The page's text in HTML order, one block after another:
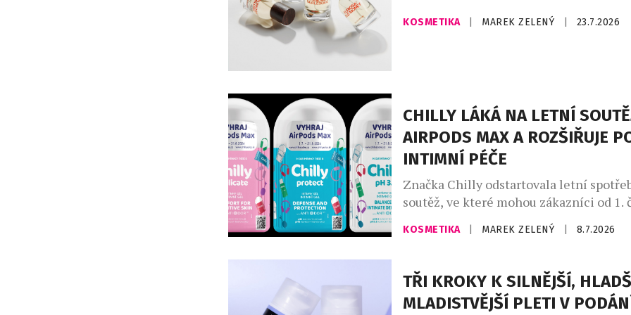
PARFUM LAB nově navázala exkluzivní
sítí parfumerií FAnn, díky níž se její
KOSMETIKA MAREK ZELENÝ 23.7.2026
CHILLY LÁKÁ NA LETNÍ
AIRPODS MAX A ROZŠIŘUJE
INTIMNÍ PÉČE
Značka Chilly odstartovala letní
soutěž, ve které mohou zákazníci od 1.
31. srpna 2026 vyhrát sluchátka AirPods
soutěže se zapojí každý, kdo v České
zaregistruje svůj nákup na webu
www.chillysoutez.cz. Aktivita podporuje
kamenných prodejnách i e-shopech a
KOSMETIKA MAREK ZELENÝ 8.7.2026
TŘI KROKY K SILNĚJŠÍ,
MLADISTVĚJŠÍ PLETI V